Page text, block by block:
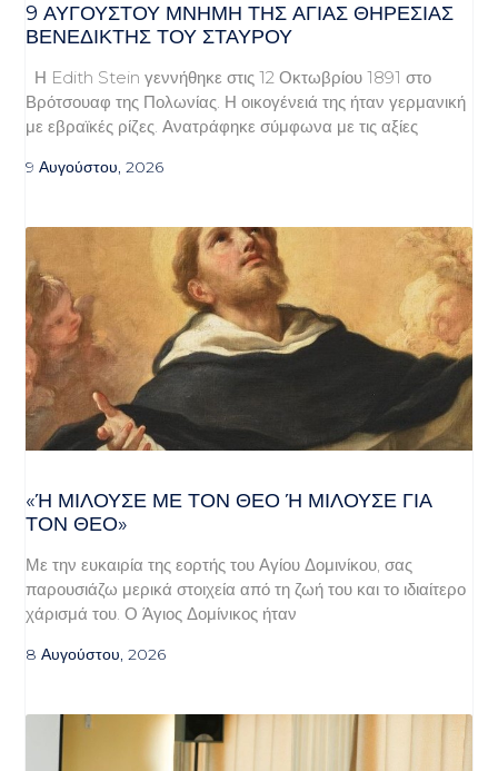
9 ΑΥΓΟΥΣΤΟΥ ΜΝΗΜΗ ΤΗΣ ΑΓΙΑΣ ΘΗΡΕΣΙΑΣ
ΒΕΝΕΔΙΚΤΗΣ ΤΟΥ ΣΤΑΥΡΟΥ
Η Edith Stein γεννήθηκε στις 12 Οκτωβρίου 1891 στο
Βρότσουαφ της Πολωνίας. Η οικογένειά της ήταν γερμανική
με εβραϊκές ρίζες. Ανατράφηκε σύμφωνα με τις αξίες
9 Αυγούστου, 2026
«Ή ΜΙΛΟΎΣΕ ΜΕ ΤΟΝ ΘΕΌ Ή ΜΙΛΟΎΣΕ ΓΙΑ ΤΟ
Ν ΘΕΌ»
Με την ευκαιρία της εορτής του Αγίου Δομινίκου, σας
παρουσιάζω μερικά στοιχεία από τη ζωή του και το ιδιαίτερο
χάρισμά του. Ο Άγιος Δομίνικος ήταν
8 Αυγούστου, 2026